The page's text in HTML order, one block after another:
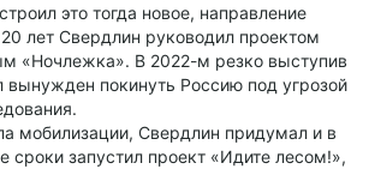
это тогда новое, направление
лет Свердлин руководил проектом
«Ночлежка». В 2022-м резко выступив
вынужден покинуть Россию под угрозой
мобилизации, Свердлин придумал и в
сроки запустил проект «Идите лесом!»,